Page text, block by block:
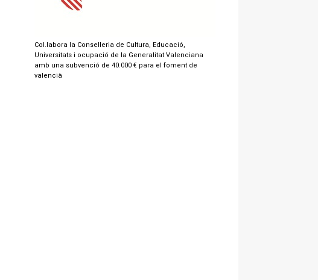
Col.labora la Conselleria de Cultura, Educació,
Universitats i ocupació de la Generalitat Valenciana
amb una subvenció de 40.000 € para el foment de
valencià